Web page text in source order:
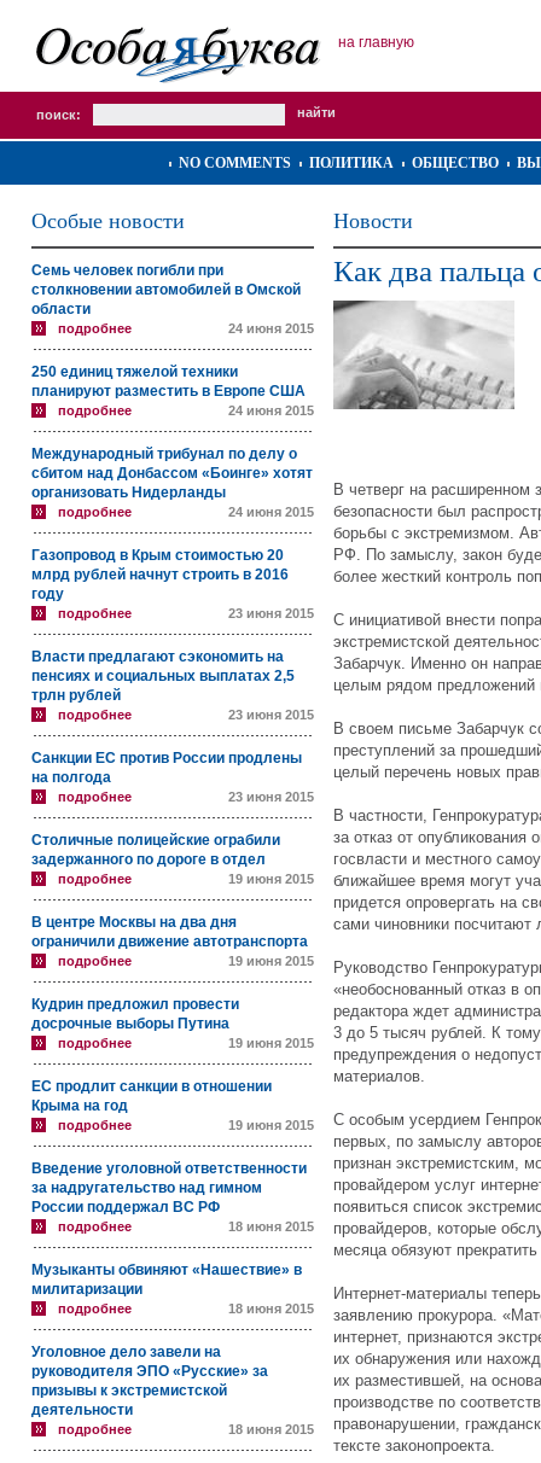
на главную
поиск:
NO COMMENTS ПОЛИТИКА ОБЩЕСТВО
Особые новости
Семь человек погибли при
столкновении автомобилей в Омской
области
подробнее 24 июня 2015
250 единиц тяжелой техники
планируют разместить в Европе США
подробнее 24 июня 2015
Международный трибунал по делу о
сбитом над Донбассом «Боинге» хотят
организовать Нидерланды
подробнее 24 июня 2015
Газопровод в Крым стоимостью 20
млрд рублей начнут строить в 2016
году
подробнее 23 июня 2015
Власти предлагают сэкономить на
пенсиях и социальных выплатах 2,5
трлн рублей
подробнее 23 июня 2015
Санкции ЕС против России продлены
на полгода
подробнее 23 июня 2015
Столичные полицейские ограбили
задержанного по дороге в отдел
подробнее 19 июня 2015
В центре Москвы на два дня
ограничили движение автотранспорта
подробнее 19 июня 2015
Кудрин предложил провести
досрочные выборы Путина
подробнее 19 июня 2015
ЕС продлит санкции в отношении
Крыма на год
подробнее 19 июня 2015
Введение уголовной ответственности
за надругательство над гимном
России поддержал ВС РФ
подробнее 18 июня 2015
Музыканты обвиняют «Нашествие» в
милитаризации
подробнее 18 июня 2015
Уголовное дело завели на
руководителя ЭПО «Русские» за
призывы к экстремистской
деятельности
подробнее 18 июня 2015
Новости
Как два пальца
В четверг на расширенном
безопасности был
борьбы с экстремизмом.
РФ. По замыслу, закон
более жесткий контроль
С инициативой внести
экстремистской
Забарчук. Именно он
целым рядом предложений
В своем письме Забарчук
преступлений за
целый перечень новых
В частности,
за отказ от опубликования
госвласти и местного
ближайшее время могут
придется опровергать на
сами чиновники посчитают
Руководство
«необоснованный отказ в
редактора ждет
3 до 5 тысяч рублей. К
предупреждения о
материалов.
С особым усердием
первых, по замыслу
признан экстремистским,
провайдером услуг
появиться список
провайдеров, которые
месяца обязуют
Интернет-материалы
заявлению прокурора.
интернет, признаются
их обнаружения или
их разместившей, на
производстве по
правонарушении,
тексте законопроекта.